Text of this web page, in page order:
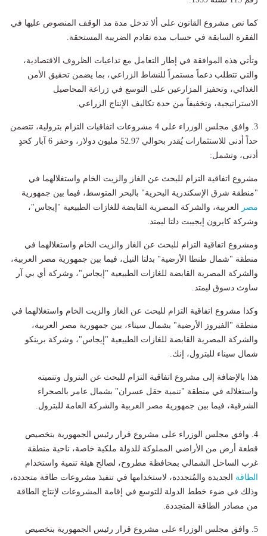
كما نص مشروع القانون على ألا تدخل مدة مد الوقف المنصوص عليها في
الفقرة السابقة في حساب مدة تقادم الضريبة المستحقة.
وتأتي هذه الموافقة في إطار التعامل مع تداعيات الظروف الاقتصادية،
والتي تتطلب دعماً مستمراً للنشاط الزراعي، بما يضمن تحقيق الأمن
الغذائي، وتحفيز المزارعين على التوسع في زراعة المحاصيل
الاستراتيجية، وتخفيفاً من حدة تكاليف الإنتاج الزراعي.
3. وافق مجلس الوزراء على 4 مشروعات اتفاقيات التزام بترولية، تتضمن
حداً أدنى للاستثمارات يُقدر بحوالي 52.97 مليون دولار، وحفر 6 آبار كحدٍ
أدنى، وتشمل:
مشروع اتفاقية التزام للبحث عن الغاز والزيت الخام واستغلالهما في
"منطقة شرق الإسكندرية البحرية" بالبحر المتوسط، فيما بين جمهورية
مصر العربية، والشركة المصرية القابضة للغازات الطبيعية "إيجاس"،
وشركة كايرون إيجيبت دلتا ليمتد.
ومشروع اتفاقية التزام للبحث عن الغاز والزيت الخام واستغلالهما في
منطقة "شمال طنطا الأرضية" بدلتا النيل، فيما بين جمهورية مصر العربية،
والشركة المصرية القابضة للغازات الطبيعية "إيجاس"، وشركة أي بي آر
ساوث دسوق ليمتد.
وكذا مشروع اتفاقية التزام للبحث عن الغاز والزيت الخام واستغلالهما في
منطقة "الفيروز الأرضية" بشمال سيناء، بين جمهورية مصر العربية،
والشركة المصرية القابضة للغازات الطبيعية "إيجاس"، وشركة برينكو
شمال سيناء للبترول، إنك.
هذا بالإضافة إلى مشروع اتفاقية التزام للبحث عن البترول وتنميته
واستغلاله في منطقة "تنمية حقل عسران" بشمال عامر بالصحراء
الشرقية، فيما بين جمهورية مصر العربية والشركة العامة للبترول.
4. وافق مجلس الوزراء على مشروع قرار رئيس الجمهورية بتخصيص
قطعة أرض من الأراضي المملوكة للدولة ملكية خاصة، ناحية منطقة
غرب الساحل الشمالي بمحافظة مطروح، لصالح هيئة تنمية واستخدام
الطاقة الجديدة والمُتجددة، لاستخدامها في تنفيذ مشروعات طاقة متجددة،
وذلك في ضوء خطط الدولة للتوسع في إقامة المشروعات لإنتاج الطاقة
من مصادر الطاقة المتجددة.
5. وافق مجلس الوزراء على مشروع قرار رئيس الجمهورية بتخصيص